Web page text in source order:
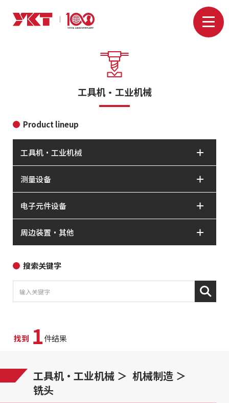
工具机・工业机械
找到 1件结果
工具机・工业机械
机械制造
铣头
Product lineup
工具机・工业机械
测量设备
电子元件设备
周边装置・其他
搜索关键字